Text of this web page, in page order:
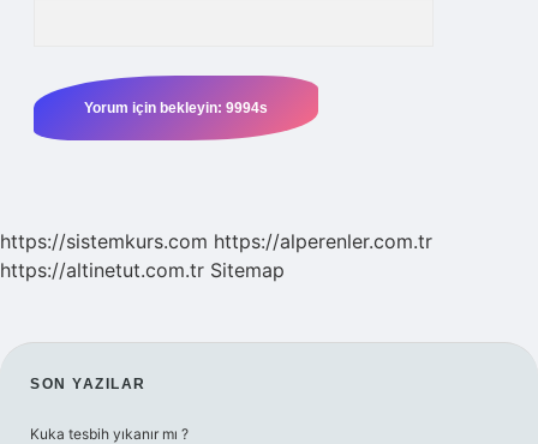
https://sistemkurs.com https://alperenler.com.tr
https://altinetut.com.tr Sitemap
SIDEBAR
SON YAZILAR
Kuka tesbih yıkanır mı ?